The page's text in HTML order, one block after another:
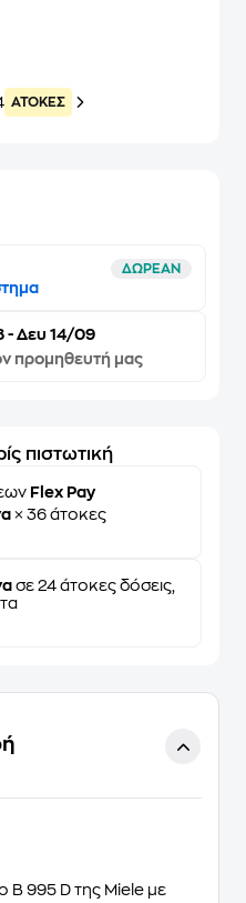
ATOKEΣ
ΔΩΡΕΑΝ
- Δευ 14/09
προμηθευτή μας
πιστωτική
Flex Pay
× 36 άτοκες
σε 24 άτοκες δόσεις,
B 995 D της Miele με